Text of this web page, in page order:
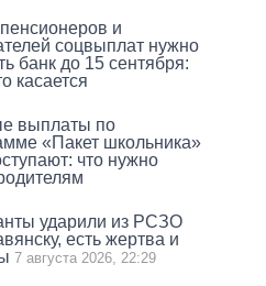
и
соцвыплат нужно
банк до 15 сентября:
касается
выплаты по
«Пакет школьника»
что нужно
ударили из РСЗО
есть жертва и
7 августа 2026, 22:29